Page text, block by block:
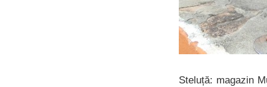
Steluță: magazin